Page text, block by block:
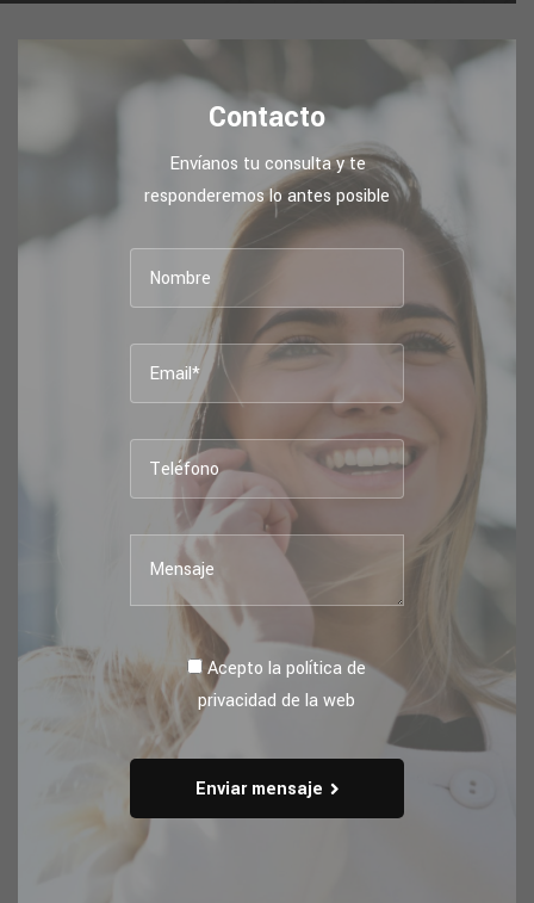
Contacto
Envíanos tu consulta y te
responderemos lo antes posible
Acepto la política de
privacidad de la web
Enviar mensaje